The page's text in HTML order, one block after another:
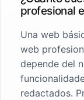
profesional
Una web
web
depende del
redactados.